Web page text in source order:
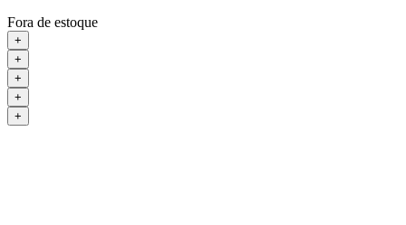
Fora de estoque
+
+
+
+
+